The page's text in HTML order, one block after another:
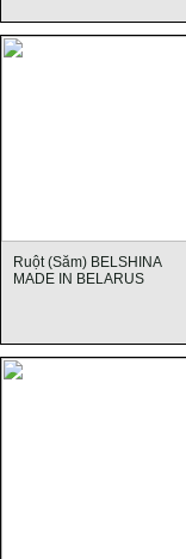
Ruột (Săm) BELSHINA
MADE IN BELARUS